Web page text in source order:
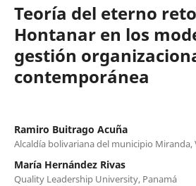
Teoría del eterno
Hontanar en los
gestión
contemporánea
Ramiro Buitrago Acuña
Alcaldía bolivariana del municipio Miranda,
María Hernández Rivas
Quality Leadership University, Panamá